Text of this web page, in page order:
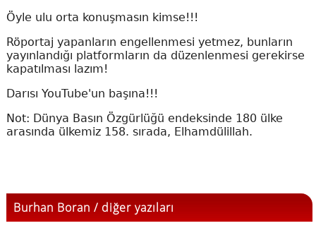
Öyle ulu orta konuşmasın kimse!!!
Röportaj yapanların engellenmesi yetmez, bunların
yayınlandığı platformların da düzenlenmesi gerekirse
kapatılması lazım!
Darısı YouTube'un başına!!!
Not: Dünya Basın Özgürlüğü endeksinde 180 ülke
arasında ülkemiz 158. sırada, Elhamdülillah.
Burhan Boran / diğer yazıları